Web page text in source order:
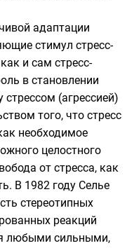
адаптации
стимул стресс-
и сам стресс-
в становлении
(агрессией)
того, что стресс
необходимое
целостного
от стресса, как
В 1982 году Селье
стереотипных
реакций
любыми сильными,